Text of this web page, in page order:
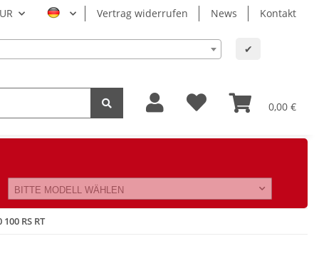
Vertrag widerrufen News Kontakt
✔
0,00 €
BITTE MODELL WÄHLEN
RS RT